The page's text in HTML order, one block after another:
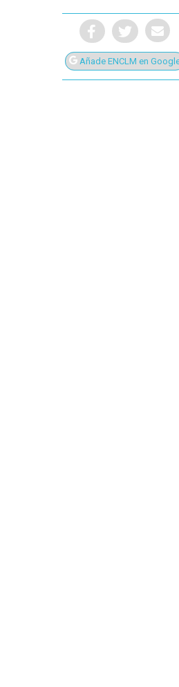
Presiona
Añade ENCLM en